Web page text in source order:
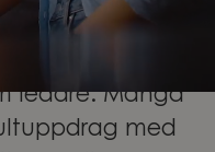
samma
sin expertis,
ledare. Många
med